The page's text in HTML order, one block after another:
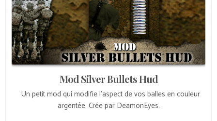
Mod Silver Bullets Hud
Un petit mod qui modifie l’aspect de vos balles en couleur
argentée. Crée par DeamonEyes.